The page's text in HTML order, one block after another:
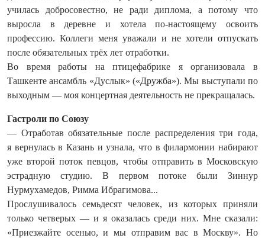
училась добросовестно, не ради диплома, а потому что
выросла в деревне и хотела по‑настоящему освоить
профессию. Коллеги меня уважали и не хотели отпускать
после обязательных трёх лет отработки.
Во время работы на птицефаб­рике я организовала в
Ташкенте ансамбль «Дуслык» («Дружба»). Мы выступали по
выходным — моя концертная деятельность не прекращалась.
Гастроли по Союзу
— Отработав обязательные после распределения три года,
я вернулась в Казань и узнала, что в филармонии набирают
уже второй поток певцов, чтобы отправить в Московскую
эстрадную студию. В первом потоке были Зиннур
Нурмухамедов, Римма Ибрагимова...
Прослушивалось семьдесят человек, из которых приняли
только четверых — и я оказалась среди них. Мне сказали:
«Приезжайте осенью, и мы отправим вас в Москву». Но